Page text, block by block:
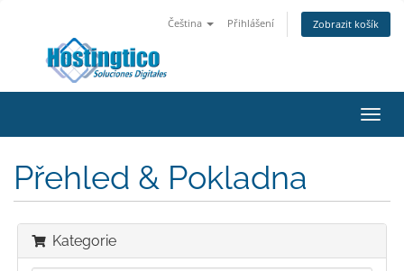
Čeština Přihlášení Zobrazit košík
Přehled & Pokladna
Kategorie